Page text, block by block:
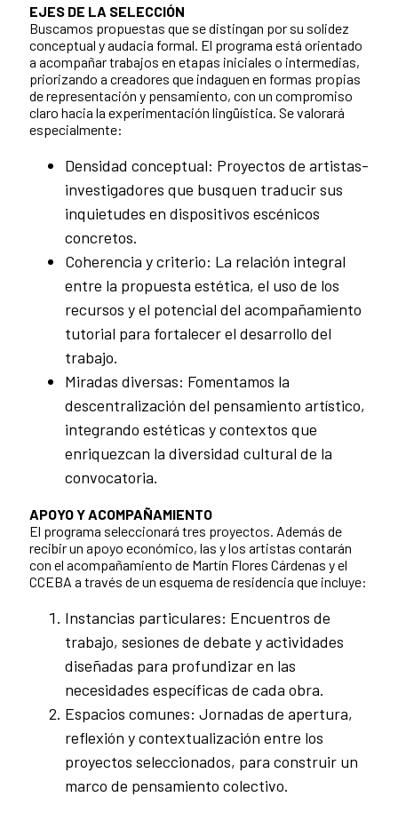
EJES DE LA SELECCIÓN
Buscamos propuestas que se distingan por su solidez
conceptual y audacia formal. El programa está orientado
a acompañar trabajos en etapas iniciales o intermedias,
priorizando a creadores que indaguen en formas propias
de representación y pensamiento, con un compromiso
claro hacia la experimentación lingüística. Se valorará
especialmente:
Densidad conceptual: Proyectos de artistas-
investigadores que busquen traducir sus
inquietudes en dispositivos escénicos
concretos.
Coherencia y criterio: La relación integral
entre la propuesta estética, el uso de los
recursos y el potencial del acompañamiento
tutorial para fortalecer el desarrollo del
trabajo.
Miradas diversas: Fomentamos la
descentralización del pensamiento artístico,
integrando estéticas y contextos que
enriquezcan la diversidad cultural de la
convocatoria.
APOYO Y ACOMPAÑAMIENTO
El programa seleccionará tres proyectos. Además de
recibir un apoyo económico, las y los artistas contarán
con el acompañamiento de Martín Flores Cárdenas y el
CCEBA a través de un esquema de residencia que incluye:
Instancias particulares: Encuentros de
trabajo, sesiones de debate y actividades
diseñadas para profundizar en las
necesidades específicas de cada obra.
Espacios comunes: Jornadas de apertura,
reflexión y contextualización entre los
proyectos seleccionados, para construir un
marco de pensamiento colectivo.